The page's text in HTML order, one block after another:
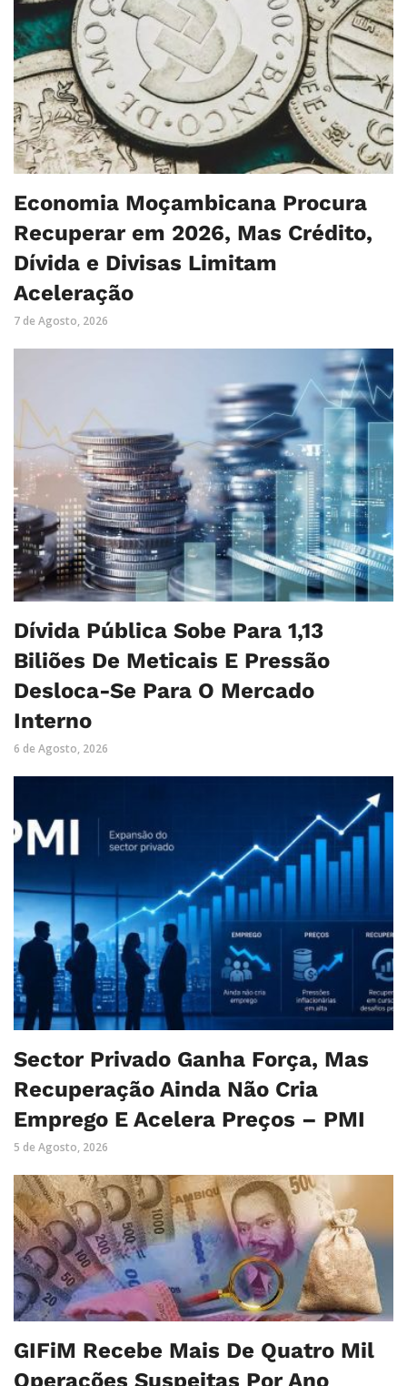
Economia Moçambicana Procura
Recuperar em 2026, Mas Crédito,
Dívida e Divisas Limitam
Aceleração
7 de Agosto, 2026
Dívida Pública Sobe Para 1,13
Biliões De Meticais E Pressão
Desloca-Se Para O Mercado
Interno
6 de Agosto, 2026
Sector Privado Ganha Força, Mas
Recuperação Ainda Não Cria
Emprego E Acelera Preços – PMI
5 de Agosto, 2026
GIFiM Recebe Mais De Quatro Mil
Operações Suspeitas Por Ano